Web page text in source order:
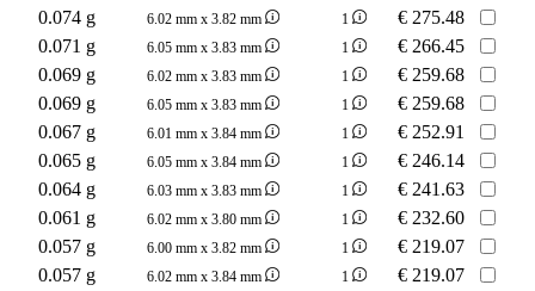
0.074 g
6.02 mm x 3.82 mm 1 € 275.48
0.071 g
6.05 mm x 3.83 mm 1 € 266.45
0.069 g
6.02 mm x 3.83 mm 1 € 259.68
0.069 g
6.05 mm x 3.83 mm 1 € 259.68
0.067 g
6.01 mm x 3.84 mm 1 € 252.91
0.065 g
6.05 mm x 3.84 mm 1 € 246.14
0.064 g
6.03 mm x 3.83 mm 1 € 241.63
0.061 g
6.02 mm x 3.80 mm 1 € 232.60
0.057 g
6.00 mm x 3.82 mm 1 € 219.07
0.057 g
6.02 mm x 3.84 mm 1 € 219.07